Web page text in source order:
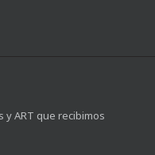
y ART que recibimos